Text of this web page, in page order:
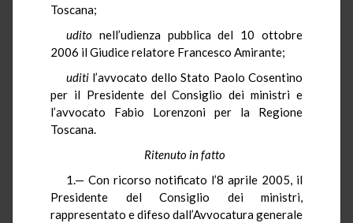
Toscana;
udito nell’udienza pubblica del 10 ottobre
2006 il Giudice relatore Francesco Amirante;
uditi l’avvocato dello Stato Paolo Cosentino
per il Presidente del Consiglio dei ministri e
l’avvocato Fabio Lorenzoni per la Regione
Toscana.
Ritenuto in fatto
1.— Con ricorso notificato l’8 aprile 2005, il
Presidente del Consiglio dei ministri,
rappresentato e difeso dall’Avvocatura generale